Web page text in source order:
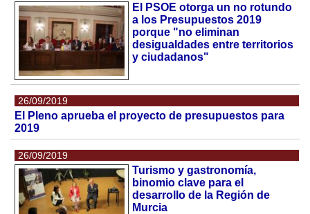
El PSOE otorga un no rotundo
a los Presupuestos 2019
porque "no eliminan
desigualdades entre territorios
y ciudadanos"
26/09/2019
El Pleno aprueba el proyecto de presupuestos para
2019
26/09/2019
Turismo y gastronomía,
binomio clave para el
desarrollo de la Región de
Murcia